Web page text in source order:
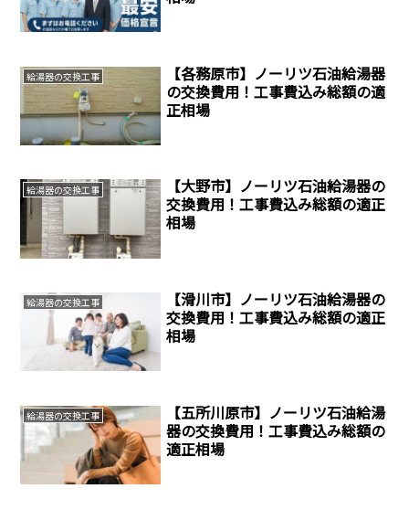
給湯器の交換工事
【各務原市】ノーリツ石油給湯器
の交換費用！工事費込み総額の適
正相場
給湯器の交換工事
【大野市】ノーリツ石油給湯器の
交換費用！工事費込み総額の適正
相場
給湯器の交換工事
【滑川市】ノーリツ石油給湯器の
交換費用！工事費込み総額の適正
相場
給湯器の交換工事
【五所川原市】ノーリツ石油給湯
器の交換費用！工事費込み総額の
適正相場